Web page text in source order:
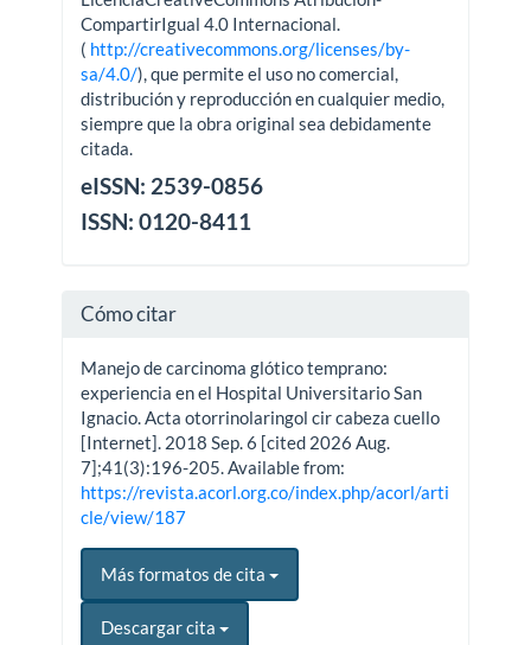
CompartirIgual 4.0 Internacional.
( http://creativecommons.org/licenses/by-
sa/4.0/), que permite el uso no comercial,
distribución y reproducción en cualquier medio,
siempre que la obra original sea debidamente
citada.
eISSN: 2539-0856
ISSN: 0120-8411
Cómo citar
Manejo de carcinoma glótico temprano:
experiencia en el Hospital Universitario San
Ignacio. Acta otorrinolaringol cir cabeza cuello
[Internet]. 2018 Sep. 6 [cited 2026 Aug.
7];41(3):196-205. Available from:
https://revista.acorl.org.co/index.php/acorl/arti
cle/view/187
Más formatos de cita
Descargar cita